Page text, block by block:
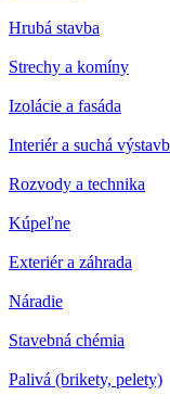
Hrubá stavba
Strechy a komíny
Izolácie a fasáda
Interiér a suchá
Rozvody a technika
Kúpeľne
Exteriér a záhrada
Náradie
Stavebná chémia
Palivá (brikety, pelety)